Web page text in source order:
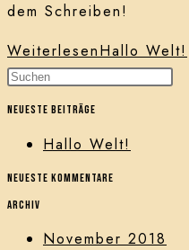
dem Schreiben!
WeiterlesenHallo Welt!
Neueste Beiträge
Hallo Welt!
Neueste Kommentare
Archiv
November 2018